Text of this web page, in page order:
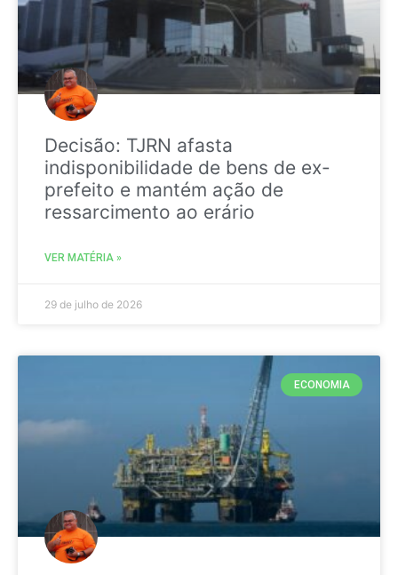
Decisão: TJRN afasta
indisponibilidade de bens de ex-
prefeito e mantém ação de
ressarcimento ao erário
VER MATÉRIA »
29 de julho de 2026
ECONOMIA